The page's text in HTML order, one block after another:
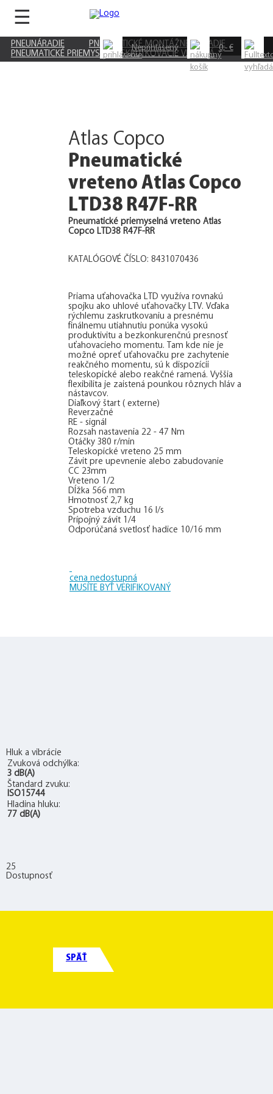
☰
Neprihlásený 0,- €
PNEUNÁRADIE
PNEUMATICKÉ MONTÁŽNE NÁRADIE
PNEUMATICKÉ PRIEMYSELNÉ SKRUTKOVACIE VRETENÁ
Atlas Copco
Pneumatické
vreteno Atlas Copco
LTD38 R47F-RR
Pneumatické priemyselná vreteno Atlas
Copco LTD38 R47F-RR
KATALÓGOVÉ ČÍSLO: 8431070436
Priama uťahovačka LTD využíva rovnakú
spojku ako uhlové uťahovačky LTV. Vďaka
rýchlemu zaskrutkovaniu a presnému
finálnemu utiahnutiu ponúka vysokú
produktivitu a bezkonkurenčnú presnosť
uťahovacieho momentu. Tam kde nie je
možné opreť uťahovačku pre zachytenie
reakčného momentu, sú k dispozícii
teleskopické alebo reakčné ramená. Vyššia
flexibilita je zaistená pounkou rôznych hláv a
nástavcov.
Diaľkový štart ( externe)
Reverzačné
RE - signál
Rozsah nastavenia 22 - 47 Nm
Otáčky 380 r/min
Teleskopické vreteno 25 mm
Závit pre upevnenie alebo zabudovanie
CC 23mm
Vreteno 1/2
Dĺžka 566 mm
Hmotnosť 2,7 kg
Spotreba vzduchu 16 l/s
Prípojný závit 1/4
Odporúčaná svetlosť hadice 10/16 mm
cena nedostupná
MUSÍTE BYŤ VERIFIKOVANÝ
Hluk a vibrácie
Zvuková odchýlka:
3 dB(A)
Štandard zvuku:
ISO15744
Hladina hluku:
77 dB(A)
25
Dostupnosť
SPÄŤ